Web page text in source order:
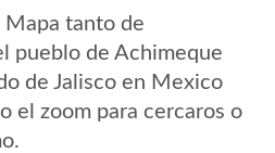
Mapa tanto de
pueblo de Achimeque
de Jalisco en Mexico
el zoom para cercaros o